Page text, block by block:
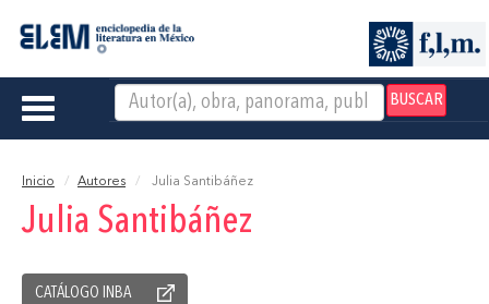
BUSCAR
Toggle
Inicio Autores Julia Santibáñez
Julia Santibáñez
CATÁLOGO INBA